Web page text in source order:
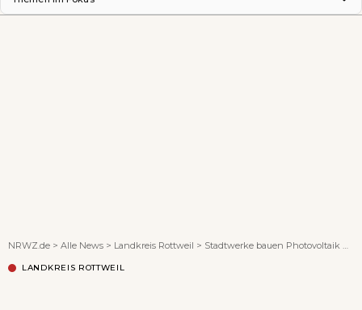
NRWZ.de > Alle News > Landkreis Rottweil > Stadtwerke bauen Photovoltaik weiter aus
LANDKREIS ROTTWEIL